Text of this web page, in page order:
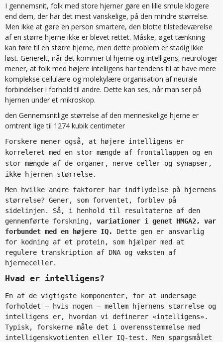
I gennemsnit, folk med store hjerner gøre en lille smule klogere
end dem, der har det mest vanskelige, på den mindre størrelse.
Men ikke at gøre en person smartere, den blotte tilstedeværelse
af en større hjerne ikke er blevet rettet. Måske, øget tænkning
kan føre til en større hjerne, men dette problem er stadig ikke
løst. Generelt, når det kommer til hjerne og intelligens, neurologer
mener, at folk med højere intelligens har tendens til at have mere
komplekse cellulære og molekylære organisation af neurale
forbindelser i forhold til andre. Dette kan ses, når man ser på
hjernen under et mikroskop.
den Gennemsnitlige størrelse af den menneskelige hjerne er
omtrent lige til 1274 kubik centimeter
Forskere mener også, at højere intelligens er
korreleret med en stor mængde af frontallappen og en
stor mængde af de organer, nerve celler og synapser,
ikke hjernen størrelse.
Men hvilke andre faktorer har indflydelse på hjernens
størrelse? Gener, som forventet, forblev på
sidelinjen. Så, i henhold til resultaterne af den
gennemførte forskning, variationer i genet HMGA2, var
forbundet med en højere IQ.
Dette gen er ansvarlig
for kodning af et protein, som hjælper med at
regulere transkription af DNA og væksten af
hjerneceller.
Hvad er intelligens?
En af de vigtigste komponenter, for at undersøge
forholdet – hvis nogen – mellem hjernens størrelse og
intelligens er, hvordan vi definerer «intelligens».
Typisk, forskerne måle det i overensstemmelse med
intelligenskvotienten eller IQ-test. Men spørgsmålet